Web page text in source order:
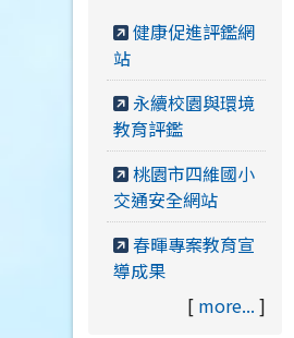
健康促進評鑑網
站
永續校園與環境
教育評鑑
桃園市四維國小
交通安全網站
春暉專案教育宣
導成果
[ more... ]